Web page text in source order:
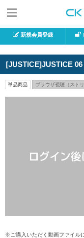
新規会員登録
[JUSTICE]JUSTICE
単品商品 ブラウザ視聴（スト
※ご購入いただく動画ファイル